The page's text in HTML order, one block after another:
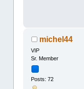
michel44
VIP
Sr. Member
Posts: 72